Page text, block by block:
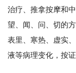
治疗、推拿按摩和
望、闻、问、切的
表里、寒热、虚实
液等病理变化，按